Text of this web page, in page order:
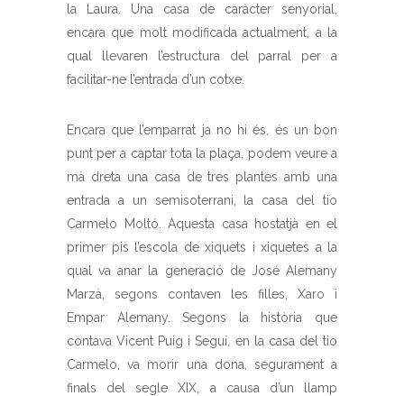
la Laura. Una casa de caràcter senyorial,
encara que molt modificada actualment, a la
qual llevaren l’estructura del parral per a
facilitar-ne l’entrada d’un cotxe.
Encara que l’emparrat ja no hi és, és un bon
punt per a captar tota la plaça, podem veure a
mà dreta una casa de tres plantes amb una
entrada a un semisoterrani, la casa del tio
Carmelo Moltó. Aquesta casa hostatjà en el
primer pis l’escola de xiquets i xiquetes a la
qual va anar la generació de José Alemany
Marzà, segons contaven les filles, Xaro i
Empar Alemany. Segons la història que
contava Vicent Puig i Seguí, en la casa del tio
Carmelo, va morir una dona, segurament a
finals del segle XIX, a causa d’un llamp